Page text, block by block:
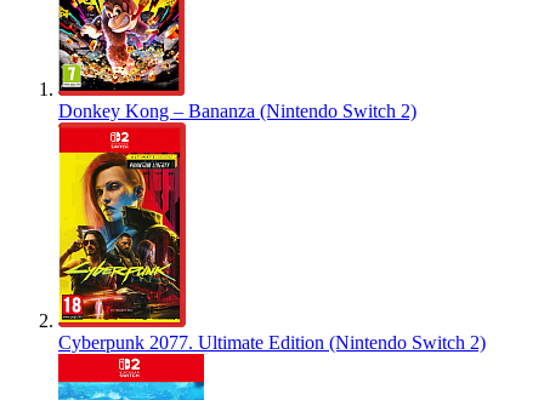
Donkey Kong – Bananza (Nintendo Switch 2)
Cyberpunk 2077. Ultimate Edition (Nintendo Switch 2)